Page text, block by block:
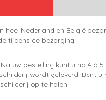
Nederland en België
tijdens de bezorging.
uw bestelling kunt u na 4 à
wordt geleverd. Bent
op te halen.